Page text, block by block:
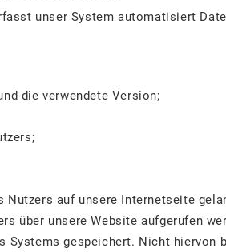
unser System automatisiert
die verwendete Version;
Nutzers auf unsere Internetseite
über unsere Website aufgerufen
Systems gespeichert. Nicht hiervon